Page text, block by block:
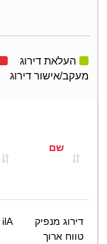
העלאת דירוג
מעקב/אישור דירוג
שם
דירוג מנפיק
טווח ארוך
ilA